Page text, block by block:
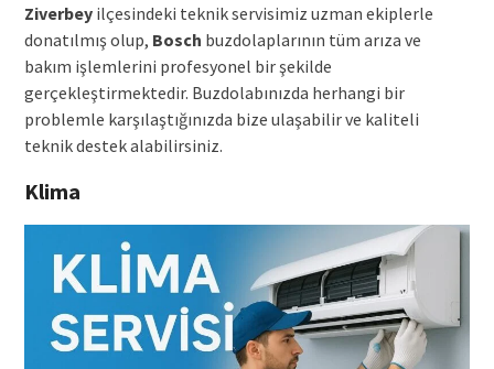
Ziverbeyilçesindeki teknik servisimiz uzman ekiplerle
donatılmış olup, Bosch buzdolaplarının tüm arıza ve
bakım işlemlerini profesyonel bir şekilde
gerçekleştirmektedir. Buzdolabınızda herhangi bir
problemle karşılaştığınızda bize ulaşabilir ve kaliteli
teknik destek alabilirsiniz.
Klima